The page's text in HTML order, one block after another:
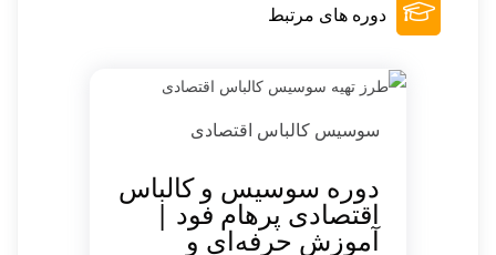
دوره های مرتبط
سوسیس کالباس اقتصادی
دوره سوسیس و کالباس
اقتصادی پرهام فود |
آموزش حرفه‌ای و